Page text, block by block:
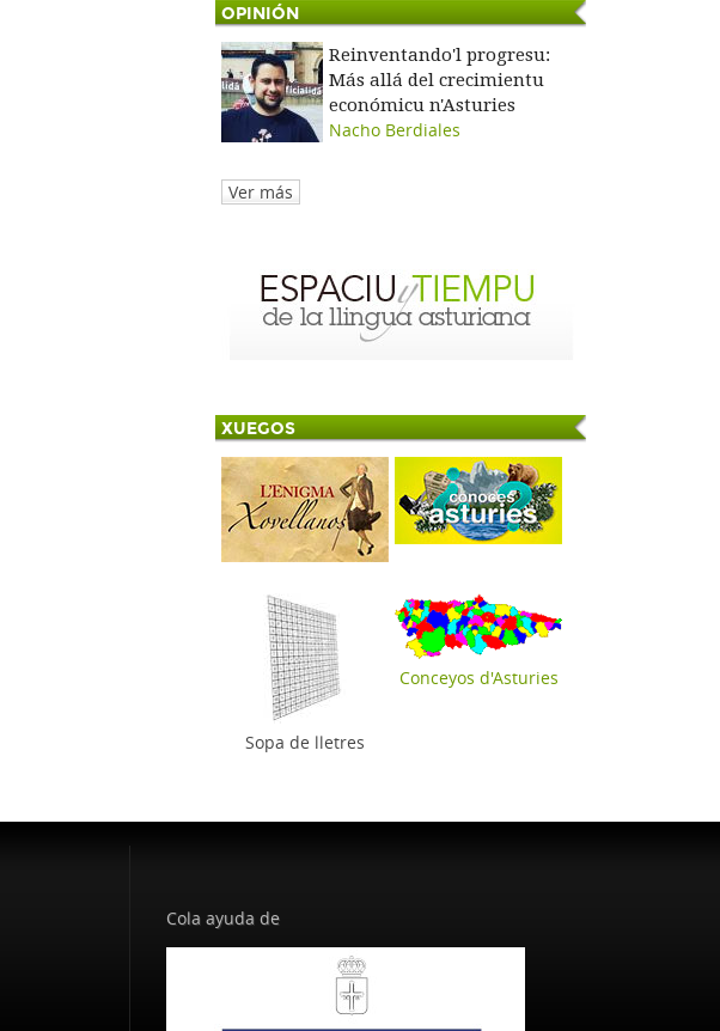
OPINIÓN
Reinventando'l progresu:
Más allá del crecimientu
económicu n'Asturies
Nacho Berdiales
Ver más
XUEGOS
Sopa de lletres
Conceyos d'Asturies
Cola ayuda de